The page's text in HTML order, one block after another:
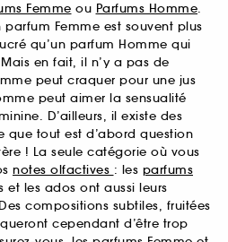
Femme ou Parfums Homme.
Femme est souvent plus
qu’un parfum Homme qui
en fait, il n’y a pas de
peut craquer pour une jus
peut aimer la sensualité
D’ailleurs, il existe des
que tout est d’abord question
! La seule catégorie où vous
notes olfactives : les parfums
et les ados ont aussi leurs
compositions subtiles, fruitées
cependant d’être trop